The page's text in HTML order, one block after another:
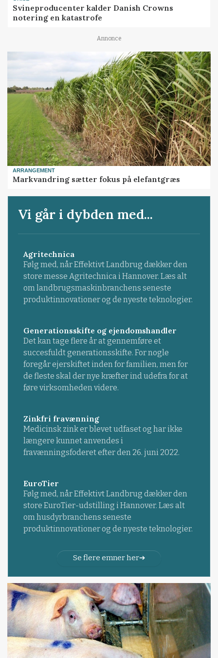
Svineproducenter kalder Danish Crowns
notering en katastrofe
Annonce
ARRANGEMENT
Markvandring sætter fokus på elefantgræs
Vi går i dybden med...
Agritechnica
Følg med, når Effektivt Landbrug dækker den
store messe Agritechnica i Hannover. Læs alt
om landbrugsmaskinbranchens seneste
produktinnovationer og de nyeste teknologier.
Generationsskifte og ejendomshandler
Det kan tage flere år at gennemføre et
succesfuldt generationsskifte. For nogle
foregår ejerskiftet inden for familien, men for
de fleste skal der nye kræfter ind udefra for at
føre virksomheden videre.
Zinkfri fravænning
Medicinsk zink er blevet udfaset og har ikke
længere kunnet anvendes i
fravænningsfoderet efter den 26. juni 2022.
EuroTier
Følg med, når Effektivt Landbrug dækker den
store EuroTier-udstilling i Hannover. Læs alt
om husdyrbranchens seneste
produktinnovationer og de nyeste teknologier.
Se flere emner her